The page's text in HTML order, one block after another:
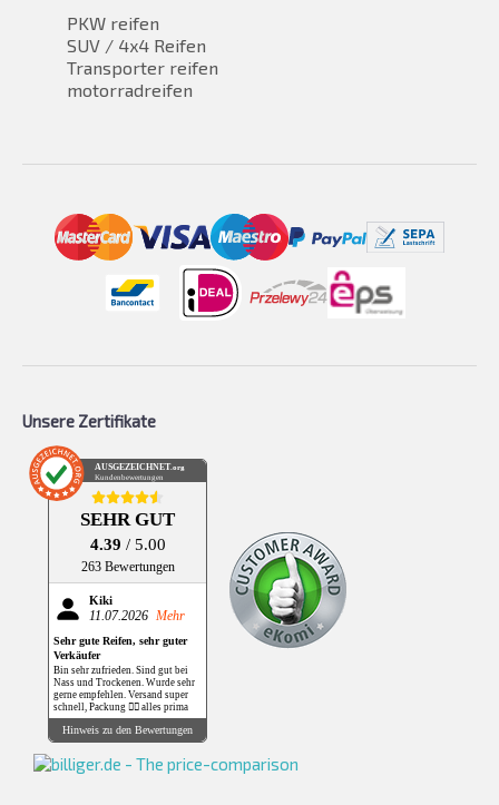
PKW reifen
SUV / 4x4 Reifen
Transporter reifen
motorradreifen
Unsere Zertifikate
AUSGEZEICHNET.org
Kundenbewertungen
SEHR GUT
4.39 / 5.00
263 Bewertungen
Kiki
11.07.2026 Mehr
Sehr gute Reifen, sehr guter
Verkäufer
Bin sehr zufrieden. Sind gut bei
Nass und Trockenen. Wurde sehr
gerne empfehlen. Versand super
schnell, Packung 👌🏻 alles prima
Hinweis zu den Bewertungen